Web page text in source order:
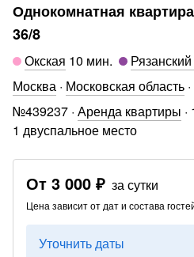
Однокомнатная
36/8
Окская 10 мин.
Москва · Московская область ·
№439237 · Аренда квартиры ·
1 двуспальное место
От 3 000 ₽ за сутки
Цена зависит от дат и состава
Уточнить даты